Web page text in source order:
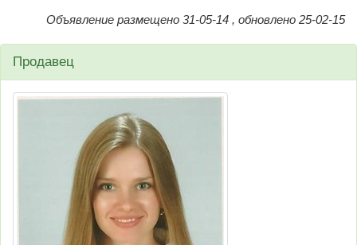
Объявление размещено 31-05-14 , обновлено 25-02-15
Продавец